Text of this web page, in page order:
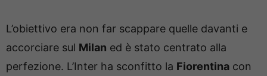
L’obiettivo era non far scappare quelle davanti e
accorciare sul Milan ed è stato centrato alla
perfezione. L’Inter ha sconfitto la Fiorentina con